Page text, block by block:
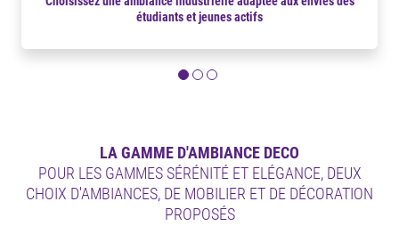
étudiants et jeunes actifs
LA GAMME D'AMBIANCE DECO
POUR LES GAMMES SÉRÉNITÉ ET ELÉGANCE, DEUX
CHOIX D'AMBIANCES, DE MOBILIER ET DE DÉCORATION
PROPOSÉS